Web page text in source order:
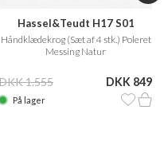
Hassel&Teudt H17 S01
Håndklædekrog (Sæt af 4 stk.) Poleret
Messing Natur
DKK 1.555 DKK 849
På lager